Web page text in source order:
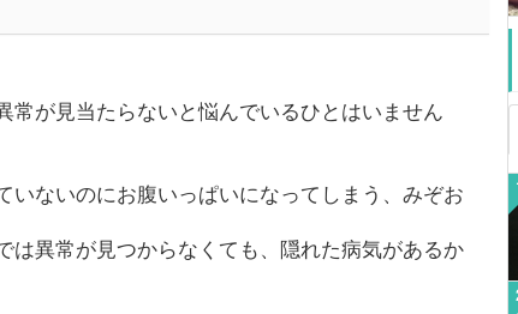
常が見当たらないと悩んでいるひとはいません
ないのにお腹いっぱいになってしまう、みぞお
は異常が見つからなくても、隠れた病気があるか